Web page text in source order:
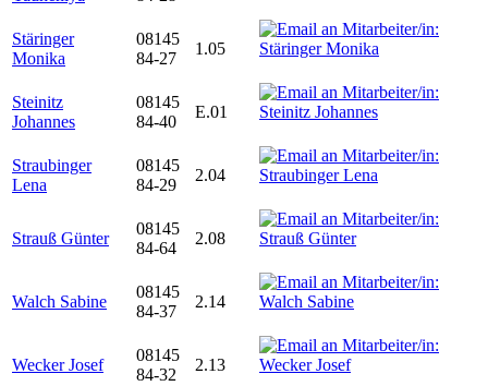
Stäringer
Monika
08145
84-27
1.05
Steinitz
Johannes
08145
84-40
E.01
Straubinger
Lena
08145
84-29
2.04
Strauß Günter
08145
84-64
2.08
Walch Sabine
08145
84-37
2.14
Wecker Josef
08145
84-32
2.13